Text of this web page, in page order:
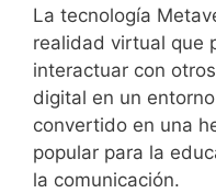
recursos ayuda a
condiciones de uso
fiables para jugar
Si estÃ¡s buscando
para jugar online,
con mÃ©todos de
La tecnología
realidad virtual que
interactuar con
digital en un
convertido en una
popular para la
la comunicación.